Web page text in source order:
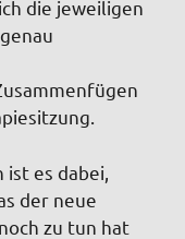
die jeweiligen
es dabei,
der neue
zu tun hat